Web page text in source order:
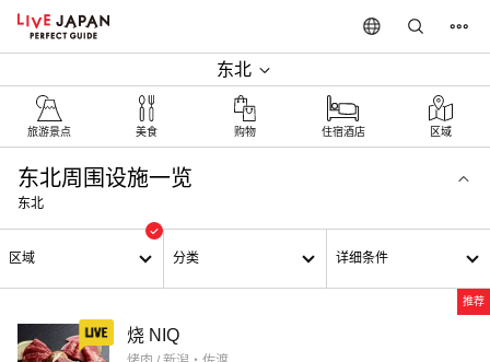
东北
旅游景点 美食 购物 住宿酒店 区域
东北周围设施一览
东北
区域 分类 详细条件
推荐
烧 NIQ